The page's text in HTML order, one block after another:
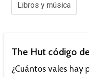
Libros y música
The Hut código
¿Cuántos vales hay